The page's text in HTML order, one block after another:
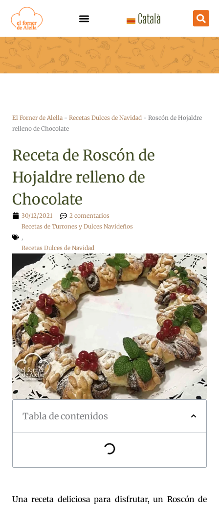
contenido
Català
El Forner de Alella - Recetas Dulces de Navidad - Roscón de Hojaldre
relleno de Chocolate
Receta de Roscón de
Hojaldre relleno de
Chocolate
30/12/2021
2 comentarios
Recetas de Turrones y Dulces Navideños
,
Recetas Dulces de Navidad
Tabla de contenidos
Una receta deliciosa para disfrutar, un Roscón de